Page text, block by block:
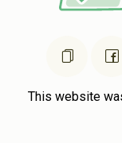
This website